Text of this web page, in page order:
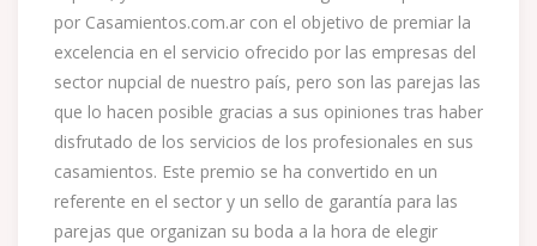
por Casamientos.com.ar con el objetivo de premiar la
excelencia en el servicio ofrecido por las empresas del
sector nupcial de nuestro país, pero son las parejas las
que lo hacen posible gracias a sus opiniones tras haber
disfrutado de los servicios de los profesionales en sus
casamientos. Este premio se ha convertido en un
referente en el sector y un sello de garantía para las
parejas que organizan su boda a la hora de elegir